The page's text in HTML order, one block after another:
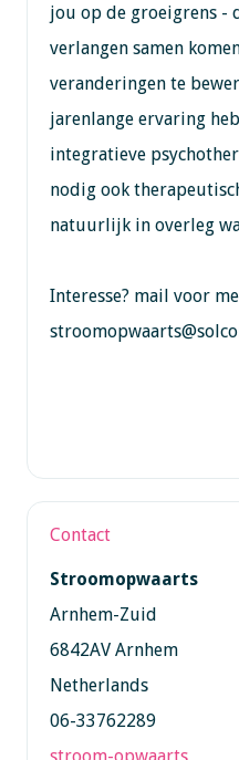
jou op de groeigrens -
verlangen samen
veranderingen te
jarenlange ervaring
integratieve
nodig ook
natuurlijk in overleg
Interesse? mail voor
Contact
Stroomopwaarts
Arnhem-Zuid
6842AV Arnhem
Netherlands
06-33762289